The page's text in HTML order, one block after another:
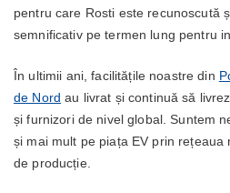
pentru care Rosti este recunoscută
semnificativ pe termen lung pentru
În ultimii ani, facilitățile noastre din
de Nord au livrat și continuă să
și furnizori de nivel global. Suntem
și mai mult pe piața EV prin rețeaua
de producție.